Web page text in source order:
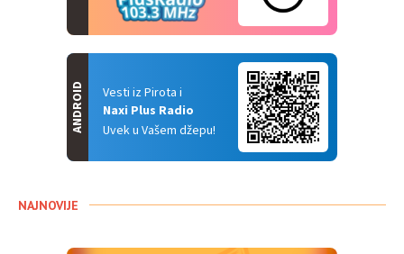
Vesti iz Pirota i
Naxi Plus Radio
Uvek u Vašem džepu!
ANDROID
NAJNOVIJE